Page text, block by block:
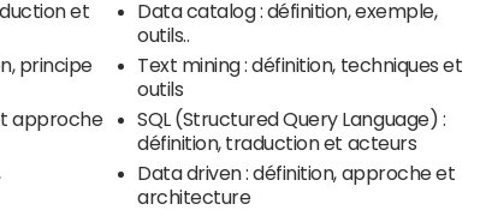
et
Data catalog : définition, exemple,
outils..
principe
Text mining : définition, techniques et
outils
approche
SQL (Structured Query Language) :
définition, traduction et acteurs
Data driven : définition, approche et
architecture